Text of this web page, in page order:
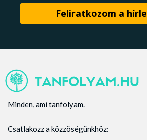
Minden, ami tanfolyam.
Csatlakozz a közzöségünkhöz: